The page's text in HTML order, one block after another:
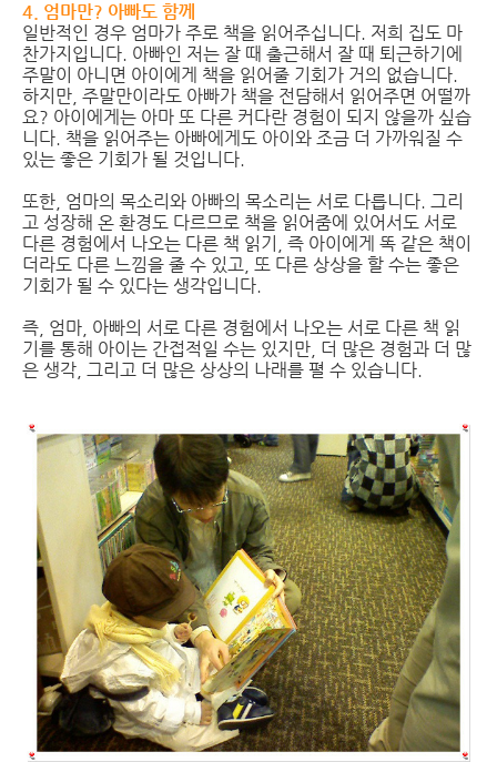
4. 엄마만? 아빠도 함께
일반적인 경우 엄마가 주로 책을 읽어주십니다. 저희 집도 마
찬가지입니다. 아빠인 저는 잘 때 출근해서 잘 때 퇴근하기에
주말이 아니면 아이에게 책을 읽어줄 기회가 거의 없습니다.
하지만, 주말만이라도 아빠가 책을 전담해서 읽어주면 어떨까
요? 아이에게는 아마 또 다른 커다란 경험이 되지 않을까 싶습
니다. 책을 읽어주는 아빠에게도 아이와 조금 더 가까워질 수
있는 좋은 기회가 될 것입니다.
또한, 엄마의 목소리와 아빠의 목소리는 서로 다릅니다. 그리
고 성장해 온 환경도 다르므로 책을 읽어줌에 있어서도 서로
다른 경험에서 나오는 다른 책 읽기, 즉 아이에게 똑 같은 책이
더라도 다른 느낌을 줄 수 있고, 또 다른 상상을 할 수는 좋은
기회가 될 수 있다는 생각입니다.
즉, 엄마, 아빠의 서로 다른 경험에서 나오는 서로 다른 책 읽
기를 통해 아이는 간접적일 수는 있지만, 더 많은 경험과 더 많
은 생각, 그리고 더 많은 상상의 나래를 펼 수 있습니다.